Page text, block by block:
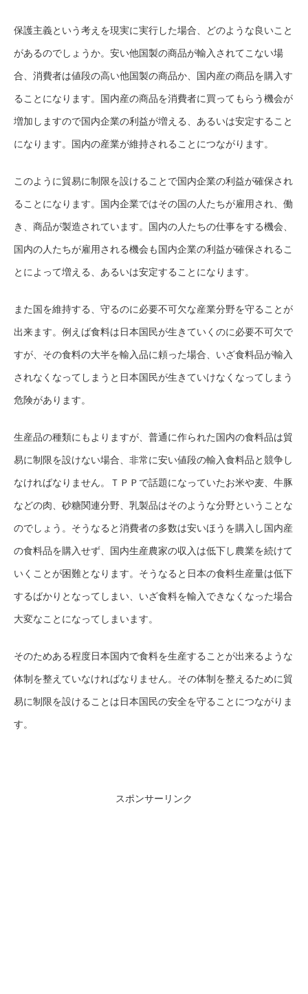
保護主義という考えを現実に実行した場合、どのような良いこと
があるのでしょうか。安い他国製の商品が輸入されてこない場
合、消費者は値段の高い他国製の商品か、国内産の商品を購入す
ることになります。国内産の商品を消費者に買ってもらう機会が
増加しますので国内企業の利益が増える、あるいは安定すること
になります。国内の産業が維持されることにつながります。
このように貿易に制限を設けることで国内企業の利益が確保され
ることになります。国内企業ではその国の人たちが雇用され、働
き、商品が製造されています。国内の人たちの仕事をする機会、
国内の人たちが雇用される機会も国内企業の利益が確保されるこ
とによって増える、あるいは安定することになります。
また国を維持する、守るのに必要不可欠な産業分野を守ることが
出来ます。例えば食料は日本国民が生きていくのに必要不可欠で
すが、その食料の大半を輸入品に頼った場合、いざ食料品が輸入
されなくなってしまうと日本国民が生きていけなくなってしまう
危険があります。
生産品の種類にもよりますが、普通に作られた国内の食料品は貿
易に制限を設けない場合、非常に安い値段の輸入食料品と競争し
なければなりません。ＴＰＰで話題になっていたお米や麦、牛豚
などの肉、砂糖関連分野、乳製品はそのような分野ということな
のでしょう。そうなると消費者の多数は安いほうを購入し国内産
の食料品を購入せず、国内生産農家の収入は低下し農業を続けて
いくことが困難となります。そうなると日本の食料生産量は低下
するばかりとなってしまい、いざ食料を輸入できなくなった場合
大変なことになってしまいます。
そのためある程度日本国内で食料を生産することが出来るような
体制を整えていなければなりません。その体制を整えるために貿
易に制限を設けることは日本国民の安全を守ることにつながりま
す。
スポンサーリンク